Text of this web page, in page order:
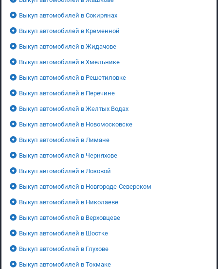
Выкуп автомобилей в Сокирянах
Выкуп автомобилей в Кременной
Выкуп автомобилей в Жидачове
Выкуп автомобилей в Хмельнике
Выкуп автомобилей в Решетиловке
Выкуп автомобилей в Перечине
Выкуп автомобилей в Желтых Водах
Выкуп автомобилей в Новомосковске
Выкуп автомобилей в Лимане
Выкуп автомобилей в Черняхове
Выкуп автомобилей в Лозовой
Выкуп автомобилей в Новгороде-Северском
Выкуп автомобилей в Николаеве
Выкуп автомобилей в Верховцеве
Выкуп автомобилей в Шостке
Выкуп автомобилей в Глухове
Выкуп автомобилей в Токмаке